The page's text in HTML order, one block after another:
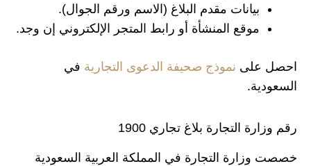
بيانات مقدم البلاغ (الاسم ورقم الجوال).
موقع المنشأة أو رابط المتجر الإلكتروني إن وجد.
احصل على نموذج صحيفة الدعوى التجارية في
السعودية.
رقم وزارة التجارة بلاغ تجاري 1900
خصصت وزارة التجارة في المملكة العربية السعودية